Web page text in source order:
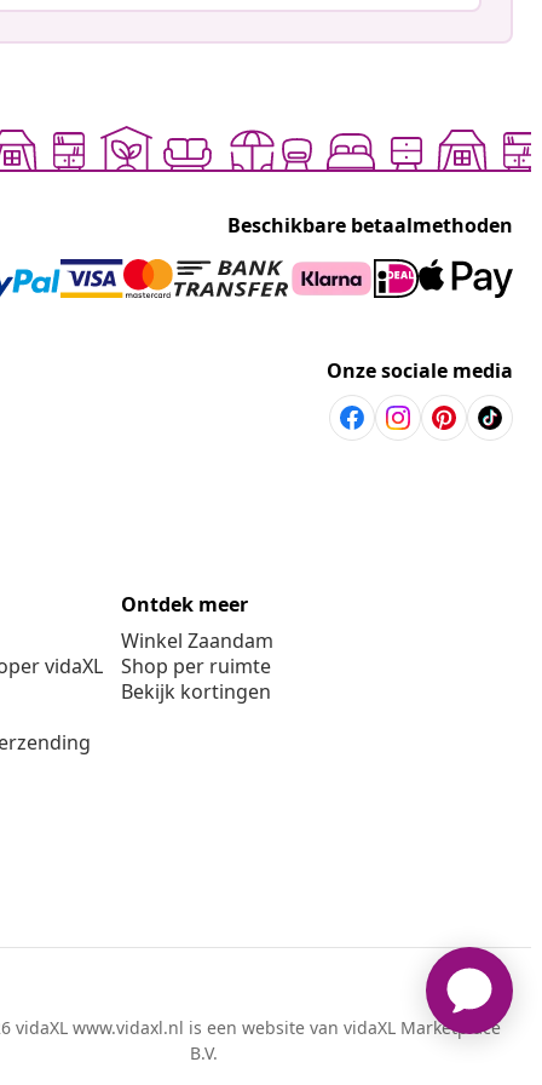
Beschikbare betaalmethoden
Onze sociale media
vidaXL
Ontdek meer
Winkel Zaandam
Shop per ruimte
Bekijk kortingen
vidaXL www.vidaxl.nl is een website van vidaXL Marketplace
B.V.